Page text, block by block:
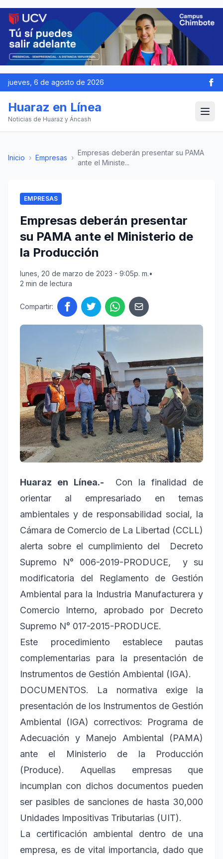
jueves, 6 de agosto de 2026
Huaraz en Línea
Noticias de Huaraz y Áncash
Inicio › Empresas ›
Empresas deberán presentar su PAMA
ante el Ministe...
EMPRESAS
Empresas deberán presentar
su PAMA ante el Ministerio de
la Producción
lunes, 20 de marzo de 2023 - 9:05p. m.•
2 min de lectura
Compartir:
Huaraz en Línea.- Con la finalidad de
orientar al empresariado en temas
ambientales y de responsabilidad social, la
Cámara de Comercio de La Libertad (CCLL)
alerta sobre el cumplimiento del Decreto
Supremo N° 006-2019-PRODUCE, y su
modificatoria del Reglamento de Gestión
Ambiental para la Industria Manufacturera y
Comercio Interno, aprobado por Decreto
Supremo N° 017-2015-PRODUCE.
Este procedimiento establece pautas
complementarias para la presentación de
Instrumentos de Gestión Ambiental (IGA).
DOCUMENTOS. La normativa exige la
presentación de los Instrumentos de Gestión
Ambiental (IGA) correctivos: Programa de
Adecuación y Manejo Ambiental (PAMA)
ante el Ministerio de la Producción
(Produce). Aquellas empresas que
incumplan con dichos documentos pueden
ser pasibles de sanciones de hasta 30,000
Unidades Impositivas Tributarias (UIT).
La certificación ambiental dentro de una
empresa, es de vital importancia, dado que